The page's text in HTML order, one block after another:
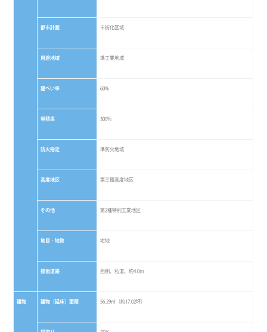
都市計画 市街化区域
用途地域 準工業地域
建ぺい率 60%
容積率 300%
防火指定 準防火地域
高度地区 第三種高度地区
その他 第2種特別工業地区
地目・地勢 宅地
接面道路 西側、私道、約4.0ｍ
建物 建物（延床）面積 56.29㎡（約17.02坪）